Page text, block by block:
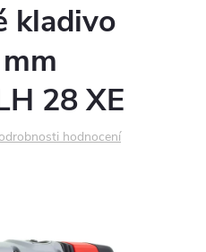
kladivo
28 XE
hodnocení